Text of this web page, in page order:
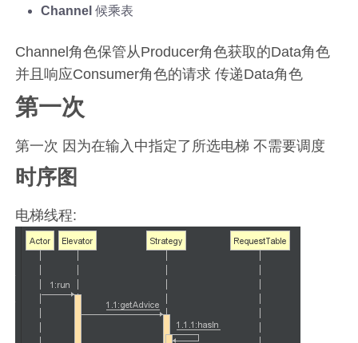
Channel 候乘表
Channel角色保管从Producer角色获取的Data角色
并且响应Consumer角色的请求 传递Data角色
第一次
第一次 因为在输入中指定了所选电梯 不需要调度
时序图
电梯线程: